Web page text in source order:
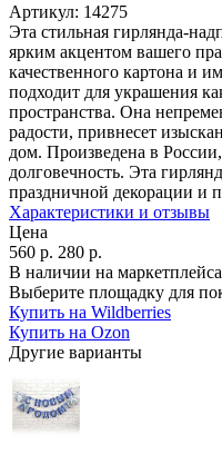
Артикул: 14275
Эта стильная гирлянда-
ярким акцентом вашего
качественного картона и
подходит для украшения
пространства. Она
радости, привнесет
дом. Произведена в
долговечность. Эта
праздничной декорации и
Характеристики и отзывы
Цена
560 р. 280 р.
В наличии на
Выберите площадку для
Купить на Wildberries
Купить на Ozon
Другие варианты